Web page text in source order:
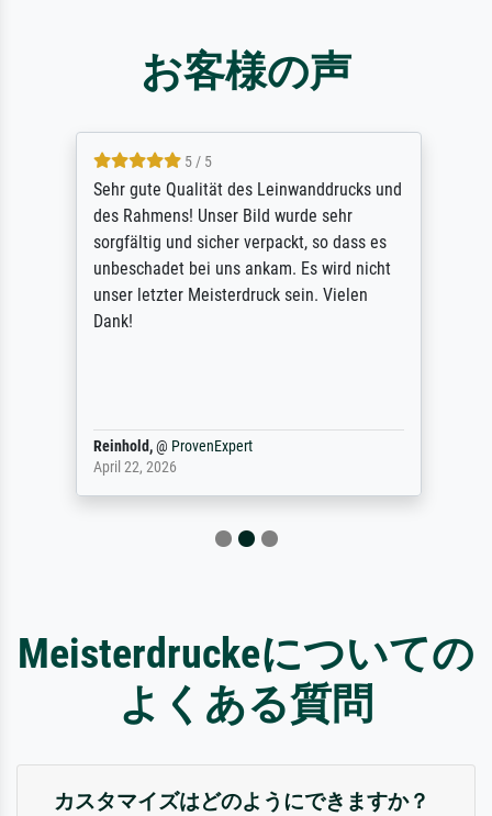
お客様の声
5 / 5
Sehr gute Qualität des Leinwanddrucks und
des Rahmens! Unser Bild wurde sehr
sorgfältig und sicher verpackt, so dass es
unbeschadet bei uns ankam. Es wird nicht
unser letzter Meisterdruck sein. Vielen
Dank!
Reinhold,@ ProvenExpert
April 22, 2026
Meisterdruckeについての
よくある質問
カスタマイズはどのようにできますか？